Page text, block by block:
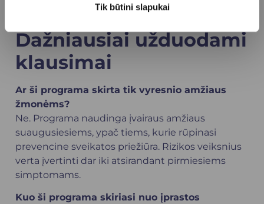
Tik būtini slapukai
Dažniausiai užduodami
klausimai
Ar ši programa skirta tik vyresnio amžiaus
žmonėms?
Ne. Programa naudinga įvairaus amžiaus
suaugusiesiems, ypač tiems, kurie rūpinasi
prevencine sveikatos priežiūra. Rizikos veiksnius
verta įvertinti dar iki atsirandant pirmiesiems
simptomams.
Kuo ši programa skiriasi nuo įprastos